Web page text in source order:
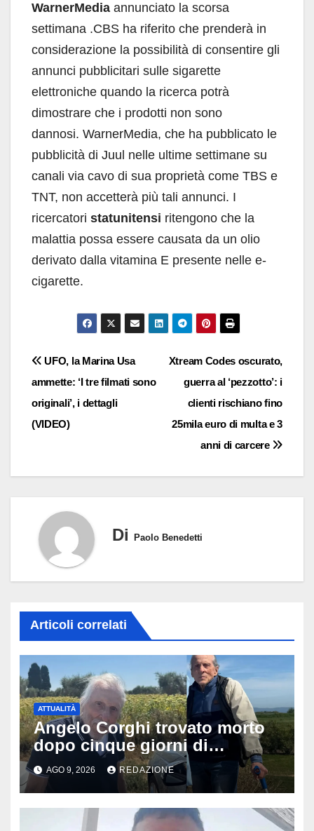
WarnerMedia annunciato la scorsa
settimana .CBS ha riferito che prenderà in
considerazione la possibilità di consentire gli
annunci pubblicitari sulle sigarette
elettroniche quando la ricerca potrà
dimostrare che i prodotti non sono
dannosi. WarnerMedia, che ha pubblicato le
pubblicità di Juul nelle ultime settimane su
canali via cavo di sua proprietà come TBS e
TNT, non accetterà più tali annunci. I
ricercatori statunitensi ritengono che la
malattia possa essere causata da un olio
derivato dalla vitamina E presente nelle e-
cigarette.
Navigazione
articoli
Xtream Codes oscurato,
guerra al ‘pezzotto’: i
clienti rischiano fino
25mila euro di multa e 3
anni di carcere
UFO, la Marina Usa
ammette: ‘I tre filmati sono
originali’, i dettagli
(VIDEO)
Di Paolo Benedetti
Articoli correlati
ATTUALITÀ
Angelo Corghi trovato morto
dopo cinque giorni di
ricerche: il giallo dell’80enne
scomparso dopo essere
uscito dall’Inps a Grosseto
AGO 9, 2026 REDAZIONE